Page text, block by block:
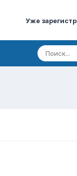
Уже